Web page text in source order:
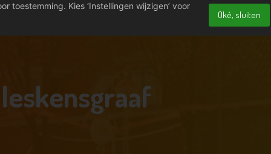
toestemming. Kies ‘Instellingen wijzigen’ voor
Oké, sluiten